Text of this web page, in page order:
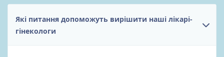
Які питання допоможуть вирішити наші лікарі-
гінекологи